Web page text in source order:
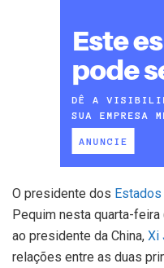
O presidente dos
Pequim nesta quarta-
ao presidente da China, Xi
relações entre as duas